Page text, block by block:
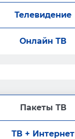
Телевидение
Онлайн ТВ
Пакеты ТВ
ТВ + Интернет